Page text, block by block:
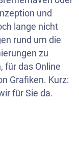
und
lange nicht
rund um die
zu
für das Online
Grafiken. Kurz:
für Sie da.